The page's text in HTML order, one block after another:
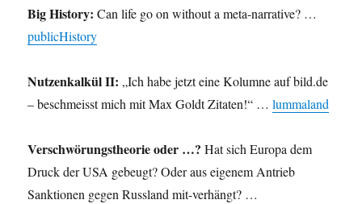
Big History: Can life go on without a meta-narrative? …
publicHistory
Nutzenkalkül II: „Ich habe jetzt eine Kolumne auf bild.de
– beschmeisst mich mit Max Goldt Zitaten!“ …lummaland
Verschwörungstheorie oder …? Hat sich Europa dem
Druck der USA gebeugt? Oder aus eigenem Antrieb
Sanktionen gegen Russland mit-verhängt? …